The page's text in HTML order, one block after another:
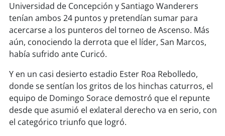
soyantofagasta
soycopiapó
valparaíso
soy quillota
soysanantonio
Universidad de Concepción y Santiago Wanderers
tenían ambos 24 puntos y pretendían sumar para
acercarse a los punteros del torneo de Ascenso. Más
aún, conociendo la derrota que el líder, San Marcos,
había sufrido ante Curicó.
Y en un casi desierto estadio Ester Roa Rebolledo,
donde se sentían los gritos de los hinchas caturros, el
equipo de Domingo Sorace demostró que el repunte
desde que asumió el exlateral derecho va en serio, con
el categórico triunfo que logró.